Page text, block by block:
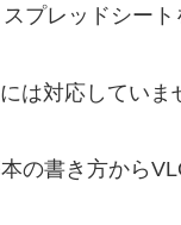
プレッドシー
は対応していま
書き方から